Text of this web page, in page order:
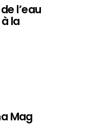
l’eau
la
Mag